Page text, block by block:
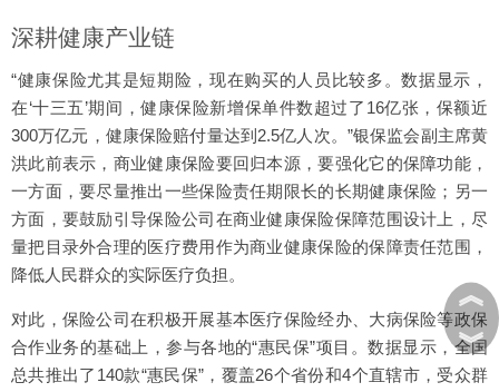
深耕健康产业链
“健康保险尤其是短期险，现在购买的人员比较多。数据显示，
在‘十三五’期间，健康保险新增保单件数超过了16亿张，保额近
300万亿元，健康保险赔付量达到2.5亿人次。”银保监会副主席黄
洪此前表示，商业健康保险要回归本源，要强化它的保障功能，
一方面，要尽量推出一些保险责任期限长的长期健康保险；另一
方面，要鼓励引导保险公司在商业健康保险保障范围设计上，尽
量把目录外合理的医疗费用作为商业健康保险的保障责任范围，
降低人民群众的实际医疗负担。
对此，保险公司在积极开展基本医疗保险经办、大病保险等政保
合作业务的基础上，参与各地的“惠民保”项目。数据显示，全国
总共推出了140款“惠民保”，覆盖26个省份和4个直辖市，受众群
︽
︾